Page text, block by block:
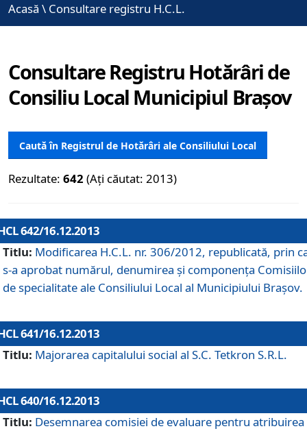
Acasă \ Consultare registru H.C.L.
Consultare Registru Hotărâri de
Consiliu Local Municipiul Brașov
Caută în Registrul de Hotărâri ale Consiliului Local
Rezultate: 642 (Ați căutat: 2013)
642/16.12.2013
Titlu: Modificarea H.C.L. nr. 306/2012, republicată, prin
s-a aprobat numărul, denumirea şi componenţa
de specialitate ale Consiliului Local al Municipiului Braşov.
641/16.12.2013
Titlu: Majorarea capitalului social al S.C. Tetkron S.R.L.
640/16.12.2013
Titlu: Desemnarea comisiei de evaluare pentru atribuirea